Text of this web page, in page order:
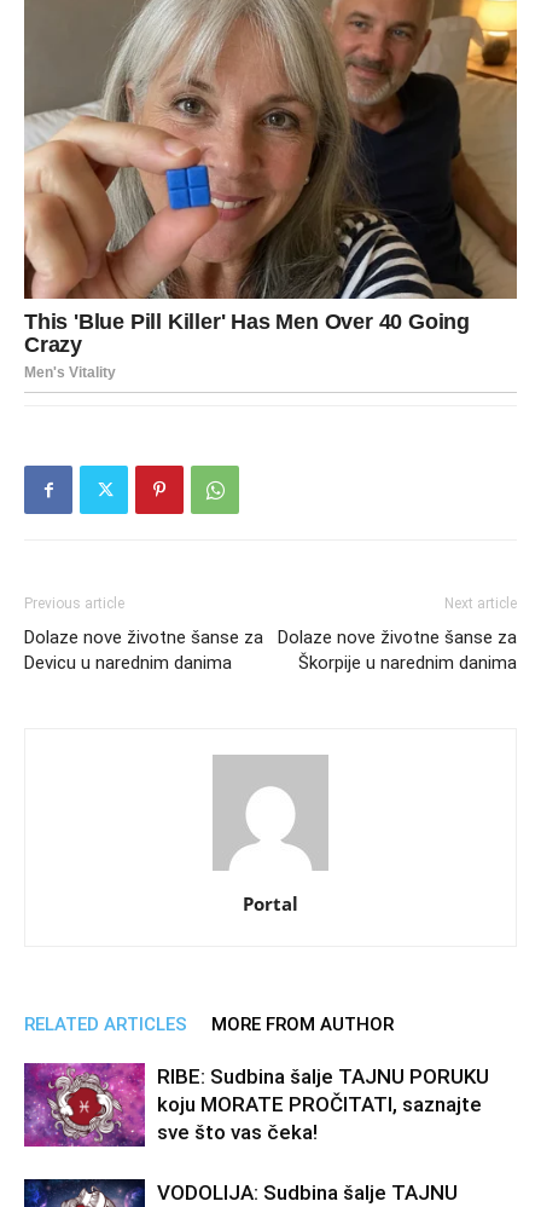
Previous article
Dolaze nove životne šanse za
Devicu u narednim danima
Next article
Dolaze nove životne šanse za
Škorpije u narednim danima
Portal
RELATED ARTICLES MORE FROM AUTHOR
RIBE: Sudbina šalje TAJNU PORUKU
koju MORATE PROČITATI, saznajte
sve što vas čeka!
VODOLIJA: Sudbina šalje TAJNU